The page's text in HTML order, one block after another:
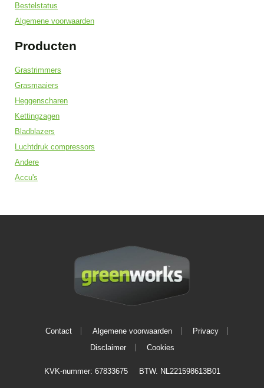
Bestelstatus
Algemene voorwaarden
Producten
Grastrimmers
Grasmaaiers
Heggenscharen
Kettingzagen
Bladblazers
Luchtdruk compressors
Andere
Accu's
Contact Algemene voorwaarden
Privacy
Disclaimer
Cookies
KVK-nummer: 67833675 BTW. NL221598613B01